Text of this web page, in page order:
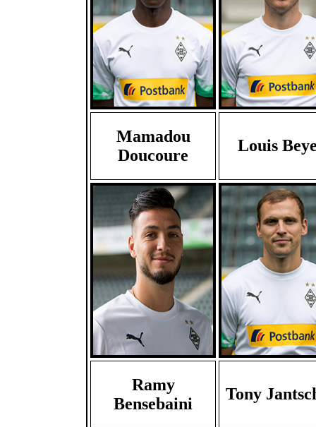
Mamadou
Doucoure
Louis
Ramy
Bensebaini
Tony